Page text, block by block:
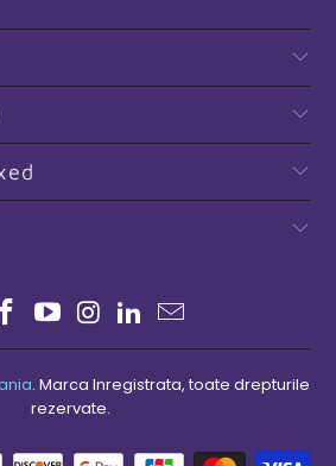
. Marca Inregistrata, toate drepturile
rezervate.